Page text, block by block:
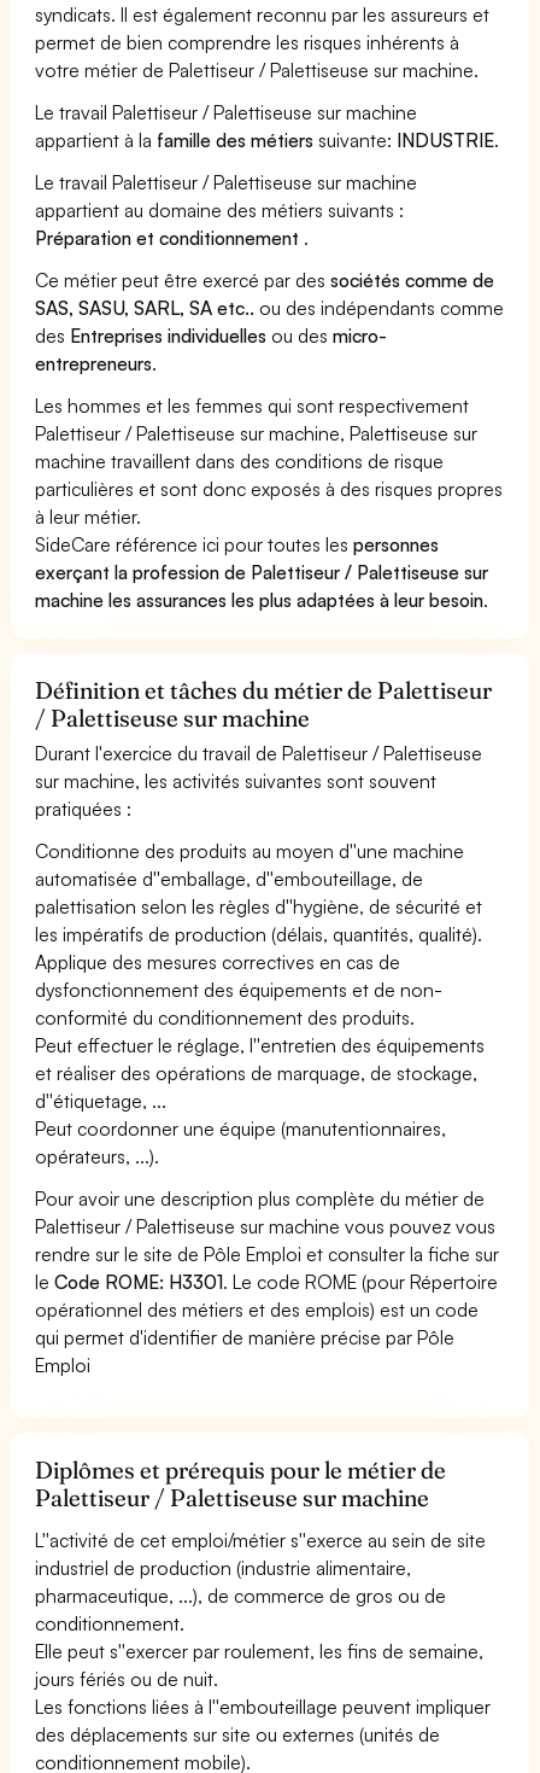
syndicats. Il est également reconnu par les assureurs et
permet de bien comprendre les risques inhérents à
votre métier de Palettiseur / Palettiseuse sur machine.
Le travail Palettiseur / Palettiseuse sur machine
appartient à la famille des métiers suivante: INDUSTRIE.
Le travail Palettiseur / Palettiseuse sur machine
appartient au domaine des métiers suivants :
Préparation et conditionnement .
Ce métier peut être exercé par dessociétés comme de
SAS, SASU, SARL, SA etc.. ou des indépendants comme
des Entreprises individuelles ou desmicro-
entrepreneurs.
Les hommes et les femmes qui sont respectivement
Palettiseur / Palettiseuse sur machine, Palettiseuse sur
machine travaillent dans des conditions de risque
particulières et sont donc exposés à des risques propres
à leur métier.
SideCare référence ici pour toutes lespersonnes
exerçant la profession de Palettiseur / Palettiseuse sur
machine les assurances les plus adaptées à leur besoin.
Définition et tâches du métier de Palettiseur
/ Palettiseuse sur machine
Durant l'exercice du travail de Palettiseur / Palettiseuse
sur machine, les activités suivantes sont souvent
pratiquées :
Conditionne des produits au moyen d''une machine
automatisée d''emballage, d''embouteillage, de
palettisation selon les règles d''hygiène, de sécurité et
les impératifs de production (délais, quantités, qualité).
Applique des mesures correctives en cas de
dysfonctionnement des équipements et de non-
conformité du conditionnement des produits.
Peut effectuer le réglage, l''entretien des équipements
et réaliser des opérations de marquage, de stockage,
d''étiquetage, ...
Peut coordonner une équipe (manutentionnaires,
opérateurs, ...).
Pour avoir une description plus complète du métier de
Palettiseur / Palettiseuse sur machine vous pouvez vous
rendre sur le site de Pôle Emploi et consulter la fiche sur
leCode ROME: H3301. Le code ROME (pour Répertoire
opérationnel des métiers et des emplois) est un code
qui permet d'identifier de manière précise par Pôle
Emploi
Diplômes et prérequis pour le métier de
Palettiseur / Palettiseuse sur machine
L''activité de cet emploi/métier s''exerce au sein de site
industriel de production (industrie alimentaire,
pharmaceutique, ...), de commerce de gros ou de
conditionnement.
Elle peut s''exercer par roulement, les fins de semaine,
jours fériés ou de nuit.
Les fonctions liées à l''embouteillage peuvent impliquer
des déplacements sur site ou externes (unités de
conditionnement mobile).